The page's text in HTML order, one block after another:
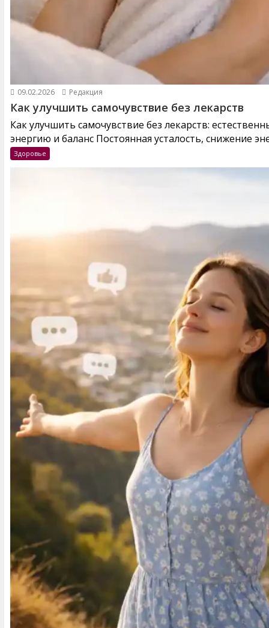
09.02.2026 Редакция
Как улучшить самочувствие без лекарств
Как улучшить самочувствие без лекарств:
энергию и баланс Постоянная усталость, снижение
Здоровье